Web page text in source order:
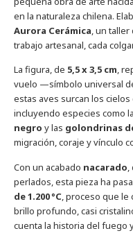
en la naturaleza chilena.
Aurora Cerámica, un
trabajo artesanal, cada
La figura, de 5,5 x 3,5 cm,
vuelo —símbolo universal
estas aves surcan los
incluyendo especies como la
negro y las golondrinas
migración, coraje y vínculo
Con un acabado nacarado,
perlados, esta pieza ha
de 1.200 °C, proceso que le
brillo profundo, casi
cuenta la historia del fuego